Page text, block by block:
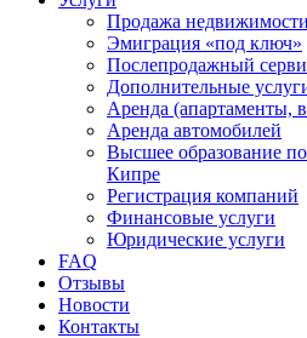
Продажа недвижимости
Эмиграция «под ключ»
Послепродажный
Дополнительные
Аренда (апартаменты,
Аренда автомобилей
Высшее образование
Кипре
Регистрация компаний
Финансовые услуги
Юридические услуги
FAQ
Отзывы
Новости
Контакты